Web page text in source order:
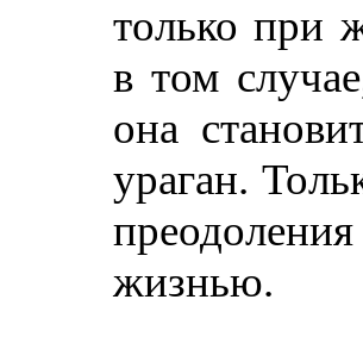
только при
в том
она
ураган.
жизнью.